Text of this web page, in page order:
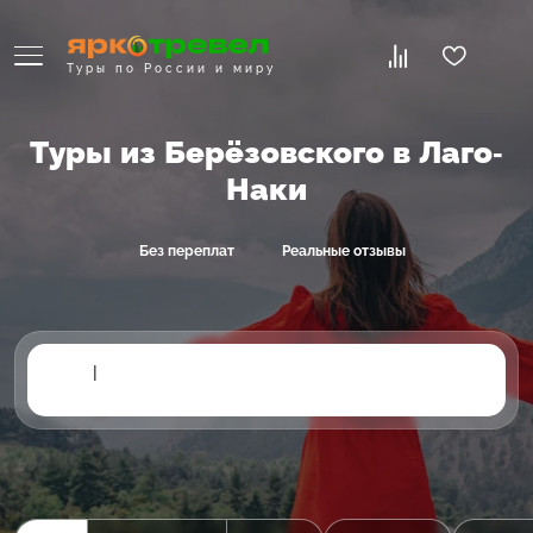
Туры по России и миру
Туры из Берёзовского в Лаго-
Наки
Без переплат Реальные отзывы
|